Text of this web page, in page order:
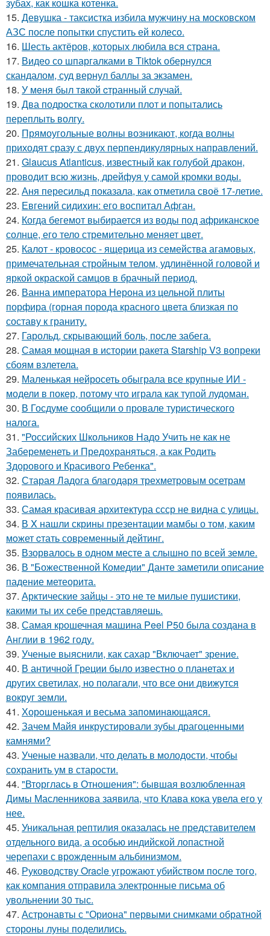
зубах, как кошка котенка.
15. Девушка - таксистка избила мужчину на московском
АЗС после попытки спустить ей колесо.
16. Шесть актёров, которых любила вся страна.
17. Видео со шпаргалками в Tiktok обернулся
скандалом, суд вернул баллы за экзамен.
18. У мeня был тaкой cтранный слyчай.
19. Два подростка сколотили плот и попытались
переплыть волгу.
20. Прямоугольные волны возникают, когда волны
приходят сразу с двух перпендикулярных направлений.
21. Glaucus Atlanticus, известный как голубой дракон,
проводит всю жизнь, дрейфуя у самой кромки воды.
22. Аня пересильд показала, как отметила своё 17-летие.
23. Евгений сидихин: его воспитал Афган.
24. Когда бегемот выбирается из воды под африканское
солнце, его тело стремительно меняет цвет.
25. Калот - кровосос - ящерица из семейства агамовых,
примечательная стройным телом, удлинённой головой и
яркой окраской самцов в брачный период.
26. Ванна императора Нерона из цельной плиты
порфира (горная порода красного цвета близкая по
составу к граниту.
27. Гарольд, скрывающий боль, после забега.
28. Самая мощная в истории ракета Starship V3 вопреки
сбоям взлетела.
29. Маленькая нейросеть обыграла все крупные ИИ -
модели в покер, потому что играла как тупой лудоман.
30. В Госдуме сообщили о провале туристического
налога.
31. "Российских Школьников Надо Учить не как не
Забеременеть и Предохраняться, а как Родить
Здорового и Красивого Ребенка".
32. Старая Ладога благодаря трехметровым осетрам
появилась.
33. Самая красивая архитектура ссср не видна с улицы.
34. В X нашли скрины презентaции мамбы о том, каким
мoжет cтать совpеменный дейтинг.
35. Взорвалось в одном месте а слышно по всей земле.
36. В "Божественной Комедии" Данте заметили описание
падение метеорита.
37. Арктические зайцы - это не те милые пушистики,
какими ты их себе представляешь.
38. Самая крошечная машина Peel P50 была создана в
Англии в 1962 году.
39. Ученые выяснили, как сахар "Включает" зрение.
40. В античной Греции было известно о планетах и
других светилах, но полагали, что все они движутся
вокруг земли.
41. Хорoшенькая и весьма запоминaющаяся.
42. Зачем Майя инкрустировали зубы драгоценными
камнями?
43. Ученые назвали, что делать в молодости, чтобы
сохранить ум в старости.
44. "Вторглась в Отношения": бывшая возлюбленная
Димы Масленникова заявила, что Клава кока увела его у
нее.
45. Уникальная рептилия оказалась не представителем
отдельного вида, а особью индийской лопастной
черепахи с врожденным альбинизмом.
46. Руководству Oracle угрожают убийством после того,
как компания отправила электронные письма об
увольнении 30 тыс.
47. Астронавты с "Ориона" первыми снимками обратной
стороны луны поделились.